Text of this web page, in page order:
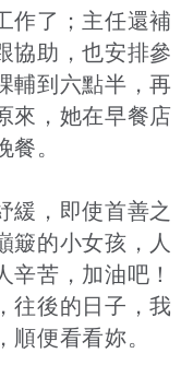
作了；主任還補
協助，也安排參
輔到六點半，再
，她在早餐店
。
緩，即使首善之
簸的小女孩，人
辛苦，加油吧！
往後的日子，我
便看看妳。